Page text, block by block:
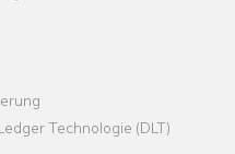
Technologie (DLT)